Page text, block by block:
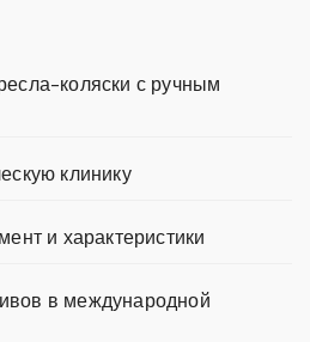
коляски с ручным
клинику
и характеристики
в международной